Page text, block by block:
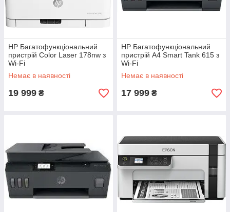
HP Багатофункціональний
пристрій Color Laser 178nw з
Wi-Fi
Немає в наявності
19 999 ₴
HP Багатофункціональний
пристрій A4 Smart Tank 615 з
Wi-Fi
Немає в наявності
17 999 ₴